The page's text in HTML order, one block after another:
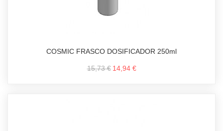
COSMIC FRASCO DOSIFICADOR 250ml
15,73 € 14,94 €